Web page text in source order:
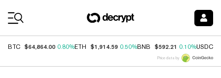
BTC $64,864.00 0.80%ETH $1,914.59 0.50%BNB $592.21 0.10%USDC
Price data by